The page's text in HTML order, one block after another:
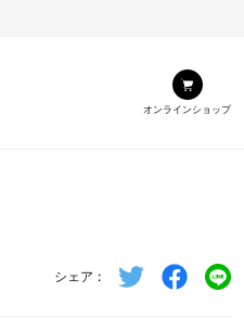
オンラインショップ
シェア